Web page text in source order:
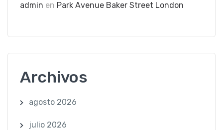
admin en Park Avenue Baker Street London
Archivos
agosto 2026
julio 2026